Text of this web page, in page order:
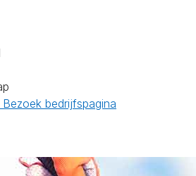
Bezoek bedrijfspagina